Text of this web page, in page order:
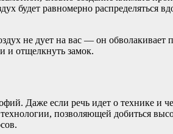
будет равномерно распределяться
не дует на вас — он обволакивает
и отщелкнуть замок.
Даже если речь идет о технике и
позволяющей добиться